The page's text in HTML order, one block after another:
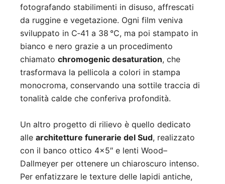
fotografando stabilimenti in disuso, affrescati
da ruggine e vegetazione. Ogni film veniva
sviluppato in C‑41 a 38 °C, ma poi stampato in
bianco e nero grazie a un procedimento
chiamato chromogenic desaturation, che
trasformava la pellicola a colori in stampa
monocroma, conservando una sottile traccia di
tonalità calde che conferiva profondità.
Un altro progetto di rilievo è quello dedicato
alle architetture funerarie del Sud, realizzato
con il banco ottico 4×5″ e lenti Wood–
Dallmeyer per ottenere un chiaroscuro intenso.
Per enfatizzare le texture delle lapidi antiche,